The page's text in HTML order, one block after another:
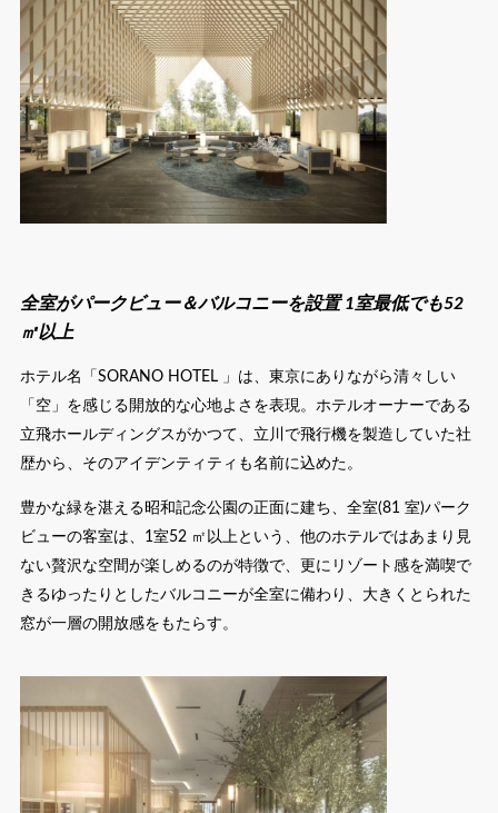
全室がパークビュー＆バルコニーを設置 1室最低でも52
㎡以上
ホテル名「SORANO HOTEL 」は、東京にありながら清々しい
「空」を感じる開放的な心地よさを表現。ホテルオーナーである
立飛ホールディングスがかつて、立川で飛行機を製造していた社
歴から、そのアイデンティティも名前に込めた。
豊かな緑を湛える昭和記念公園の正面に建ち、全室(81 室)パーク
ビューの客室は、1室52 ㎡以上という、他のホテルではあまり見
ない贅沢な空間が楽しめるのが特徴で、更にリゾート感を満喫で
きるゆったりとしたバルコニーが全室に備わり、大きくとられた
窓が一層の開放感をもたらす。